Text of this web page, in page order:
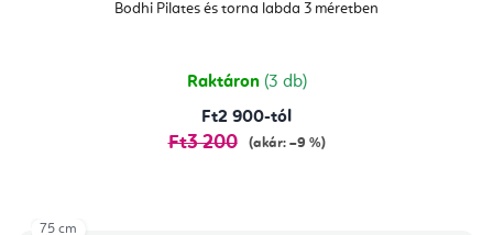
Bodhi Pilates és torna labda 3 méretben
Raktáron (3 db)
Ft2 900-tól
Ft3 200 (akár: –9 %)
75 cm